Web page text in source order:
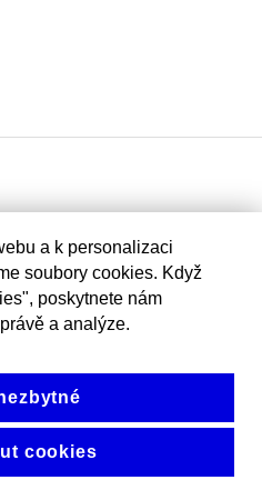
a k personalizaci
soubory cookies. Když
poskytnete nám
a analýze.
cookies